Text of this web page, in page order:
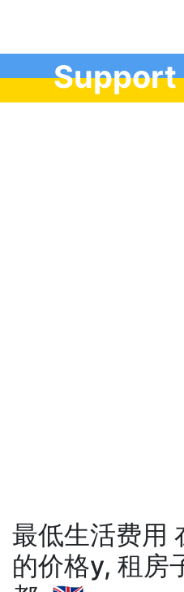
Support
最低生活费用
的价格у, 租房